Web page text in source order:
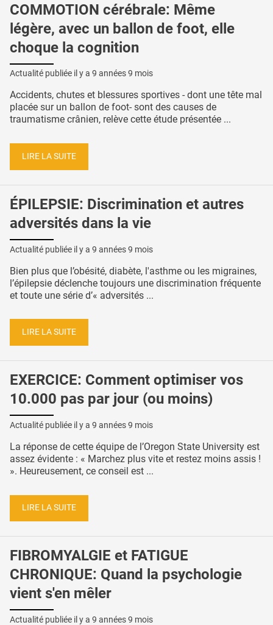
COMMOTION cérébrale: Même
légère, avec un ballon de foot, elle
choque la cognition
Actualité publiée il y a 9 années 9 mois
Accidents, chutes et blessures sportives - dont une tête mal
placée sur un ballon de foot- sont des causes de
traumatisme crânien, relève cette étude présentée ...
LIRE LA SUITE
ÉPILEPSIE: Discrimination et autres
adversités dans la vie
Actualité publiée il y a 9 années 9 mois
Bien plus que l’obésité, diabète, l'asthme ou les migraines,
l’épilepsie déclenche toujours une discrimination fréquente
et toute une série d’« adversités ...
LIRE LA SUITE
EXERCICE: Comment optimiser vos
10.000 pas par jour (ou moins)
Actualité publiée il y a 9 années 9 mois
La réponse de cette équipe de l’Oregon State University est
assez évidente : « Marchez plus vite et restez moins assis !
». Heureusement, ce conseil est ...
LIRE LA SUITE
FIBROMYALGIE et FATIGUE
CHRONIQUE: Quand la psychologie
vient s'en mêler
Actualité publiée il y a 9 années 9 mois